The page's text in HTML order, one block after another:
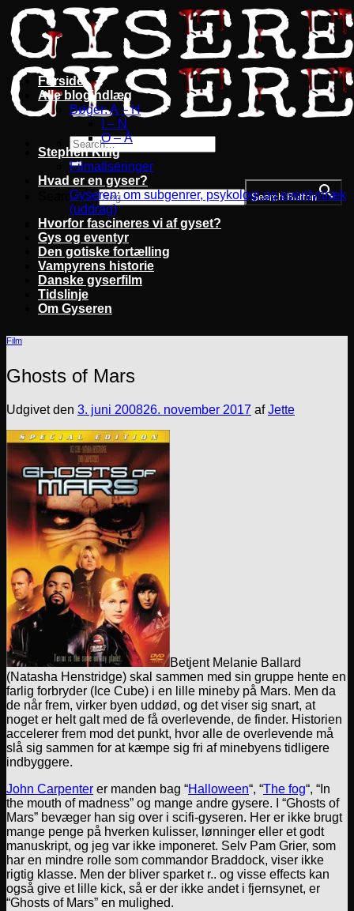
Fortsæt
til
indhold
Search for: Search Button
Forside
Alle blogindlæg
Bøger: A – H
I – N
O – Å
Stephen King
Filmatiseringer
Hvad er en gyser?
Gyseren: om subgenrer, psykologi og eventyrtræk
(uddrag)
Hvorfor fascineres vi af gyset?
Gys og eventyr
Den gotiske fortælling
Vampyrens historie
Danske gyserfilm
Tidslinje
Om Gyseren
Film
Ghosts of Mars
Udgivet den 3. juni 200826. november 2017 afJette
Betjent Melanie Ballard
(Natasha Henstridge) skal sammen med sin gruppe hente en
farlig forbryder (Ice Cube) i en lille mineby på Mars. Men da
de når frem, virker byen uddød, og det viser sig snart, at
noget er helt galt med de få overlevende, de finder. Historien
accelerer frem mod det punkt, hvor alle de overlevende må
slå sig sammen for at kæmpe sig fri af minebyens tidligere
indbyggere.
John Carpenter er manden bag “Halloween“, “The fog“, “In
the mouth of madness” og mange andre gysere. I “Ghosts of
Mars” bevæger han sig over i scifi-gyseren. Her er ikke brugt
mange penge på hverken kulisser, lønninger eller et godt
manuskript, og jeg var ikke imponeret. Selv Pam Grier, som
har en mindre rolle som commandor Braddock, viser ikke
rigtig klasse. Men der bliver sparket r.. og visse effects kan
også give et lille kick, så er der ikke andet i fjernsynet, er
“Ghosts of Mars” en mulighed.